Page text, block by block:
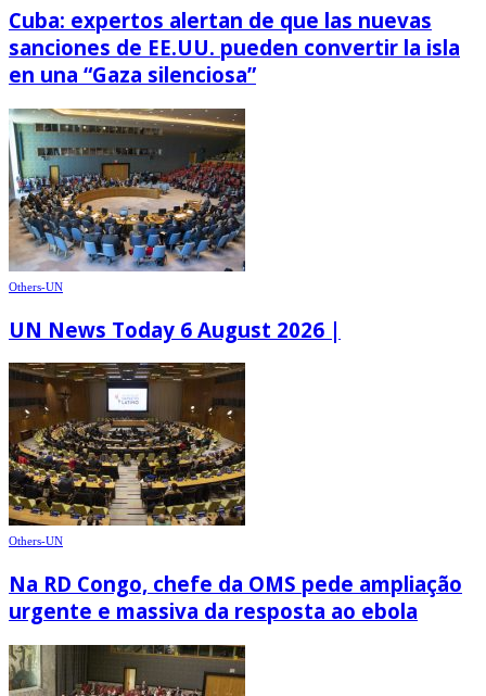
Cuba: expertos alertan de que las nuevas
sanciones de EE.UU. pueden convertir la isla
en una “Gaza silenciosa”
Others-UN
UN News Today 6 August 2026 |
Others-UN
Na RD Congo, chefe da OMS pede ampliação
urgente e massiva da resposta ao ebola